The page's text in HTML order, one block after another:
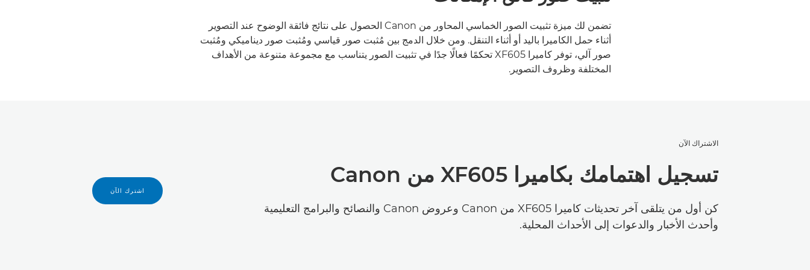
تضمن لك ميزة تثبيت الصور الخماسي المحاور من Canon الحصول على نتائج فائقة الوضوح عند التصوير
أثناء حمل الكاميرا باليد أو أثناء التنقل. ومن خلال الدمج بين مُثبت صور قياسي ومُثبت صور ديناميكي ومُثبت
صور آلي، توفر كاميرا XF605 تحكمًا فعالًا جدًا في تثبيت الصور يتناسب مع مجموعة متنوعة من الأهداف
المختلفة وظروف التصوير.
الاشتراك الآن
تسجيل اهتمامك بكاميرا XF605 من Canon
كن أول من يتلقى آخر تحديثات كاميرا XF605 من Canon وعروض Canon والنصائح والبرامج التعليمية
وأحدث الأخبار والدعوات إلى الأحداث المحلية.
اشترك الآن